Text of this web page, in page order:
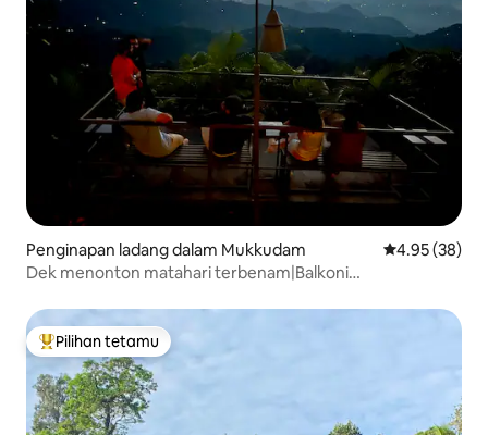
Penginapan ladang dalam Mukkudam Penarafan
4.95 (38)
Dek menonton matahari terbenam|Balkoni
Pilihan utama tetamu
Pilihan tetamu